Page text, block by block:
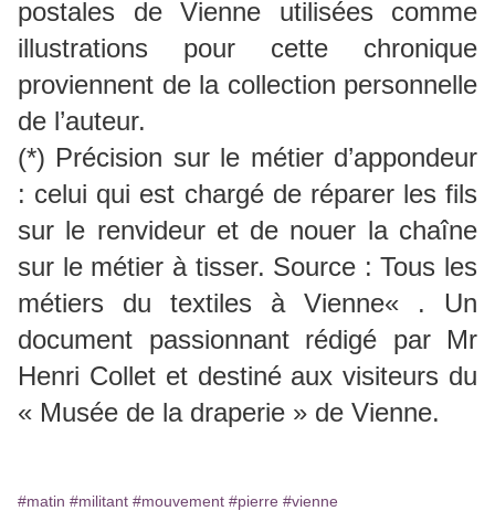
postales de Vienne utilisées comme
illustrations pour cette chronique
proviennent de la collection personnelle
de l’auteur.
(*) Précision sur le métier d’appondeur
: celui qui est chargé de réparer les fils
sur le renvideur et de nouer la chaîne
sur le métier à tisser. Source : Tous les
métiers du textiles à Vienne« . Un
document passionnant rédigé par Mr
Henri Collet et destiné aux visiteurs du
« Musée de la draperie » de Vienne.
#matin #militant #mouvement #pierre #vienne